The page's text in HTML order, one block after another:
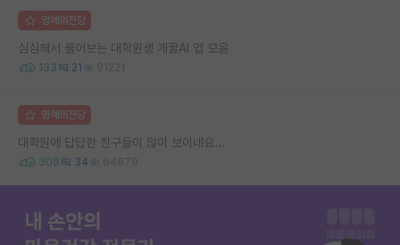
명예의전당
심심해서 풀어보는 대학원생 개꿀AI 앱 모음
133 21 91221
명예의전당
대학원에 답답한 친구들이 많이 보이네요...
308 34 64879